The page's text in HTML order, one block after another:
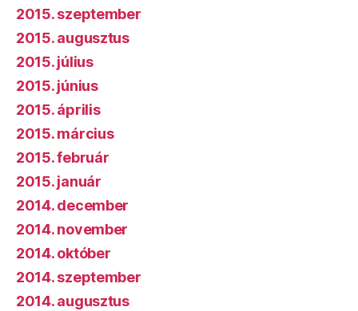
2015. szeptember
2015. augusztus
2015. július
2015. június
2015. április
2015. március
2015. február
2015. január
2014. december
2014. november
2014. október
2014. szeptember
2014. augusztus